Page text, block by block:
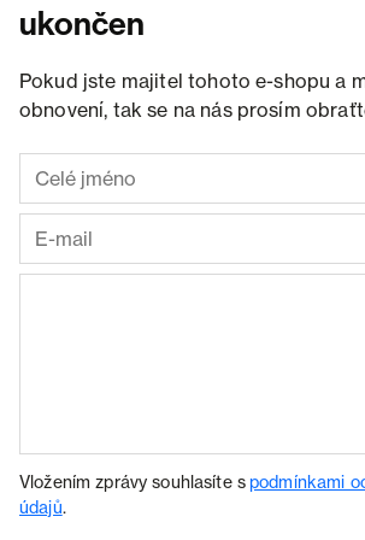
ukončen
Pokud jste majitel tohoto e-shopu a
obnovení, tak se na nás prosím
Vložením zprávy souhlasíte spodmínkami
údajů.